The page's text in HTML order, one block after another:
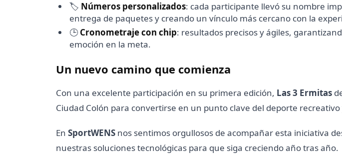
🏷️ Números personalizados: cada participante llevó su nombre
entrega de paquetes y creando un vínculo más cercano con la
🕒Cronometraje con chip: resultados precisos y ágiles,
emoción en la meta.
Un nuevo camino que comienza
Con una excelente participación en su primera edición, Las 3 Ermitas
Ciudad Colón para convertirse en un punto clave del deporte
En SportWENS nos sentimos orgullosos de acompañar esta iniciativa
nuestras soluciones tecnológicas para que siga creciendo año tras año.